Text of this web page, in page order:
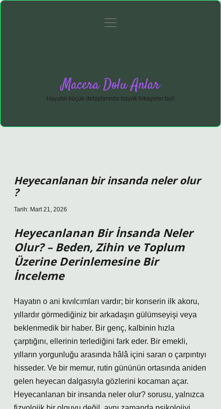
Gizlilik Politikası
menüyü
Macera Dolu Anlar
Hayatın küçük detaylarında büyük hikayeler bul!
Heyecanlanan bir insanda neler olur
?
Tarih: Mart 21, 2026
Heyecanlanan Bir İnsanda Neler
Olur?– Beden, Zihin ve Toplum
Üzerine Derinlemesine Bir
İnceleme
Hayatın o ani kıvılcımları vardır; bir konserin ilk akoru,
yıllardır görmediğiniz bir arkadaşın gülümseyişi veya
beklenmedik bir haber. Bir genç, kalbinin hızla
çarptığını, ellerinin terlediğini fark eder. Bir emekli,
yılların yorgunluğu arasında hâlâ içini saran o çarpıntıyı
hisseder. Ve bir memur, rutin gününün ortasında aniden
gelen heyecan dalgasıyla gözlerini kocaman açar.
Heyecanlanan bir insanda neler olur? sorusu, yalnızca